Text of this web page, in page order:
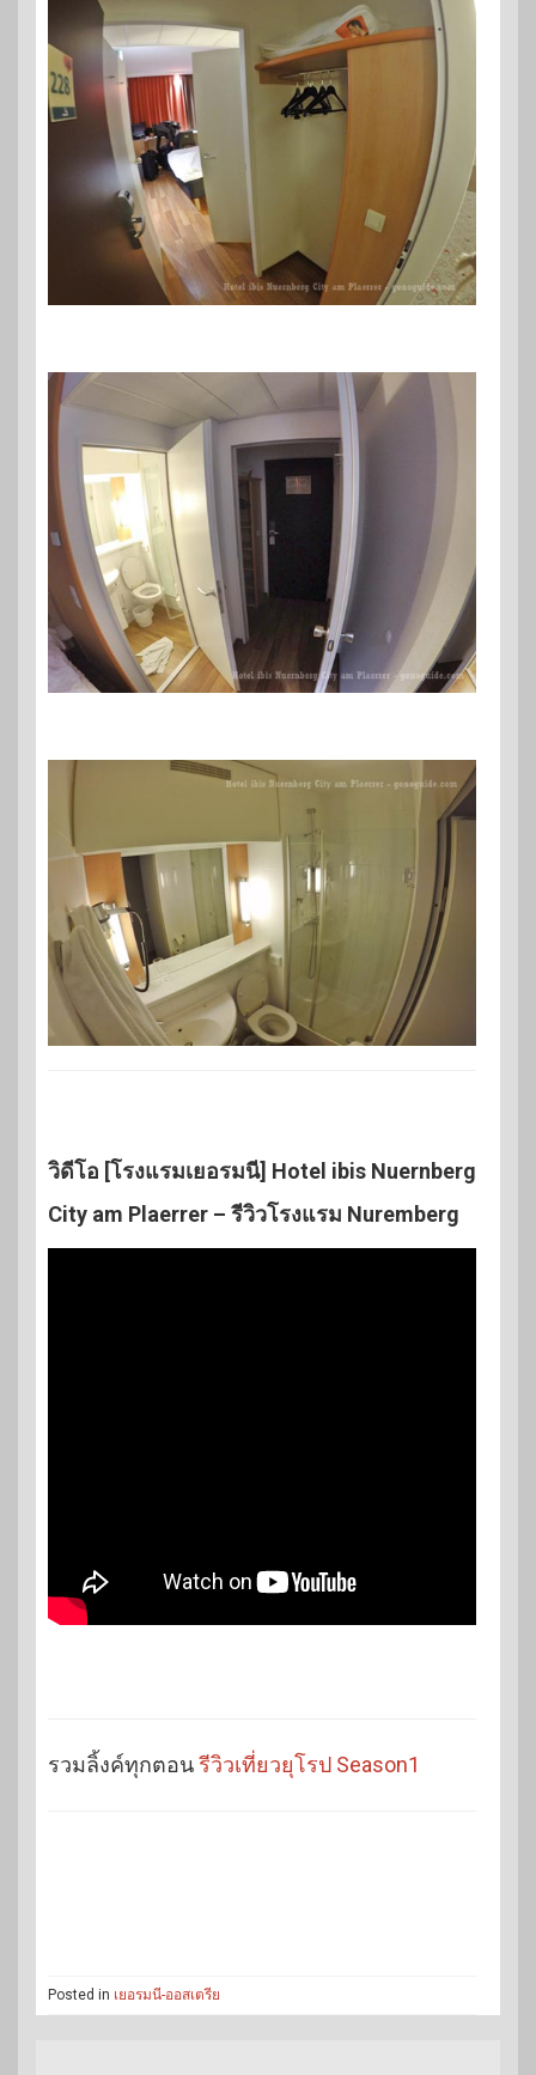
วิดีโอ [โรงแรมเยอรมนี] Hotel ibis Nuernberg
City am Plaerrer – รีวิวโรงแรม Nuremberg
รวมลิ้งค์ทุกตอนรีวิวเที่ยวยุโรป Season1
Posted in เยอรมนี-ออสเตรีย